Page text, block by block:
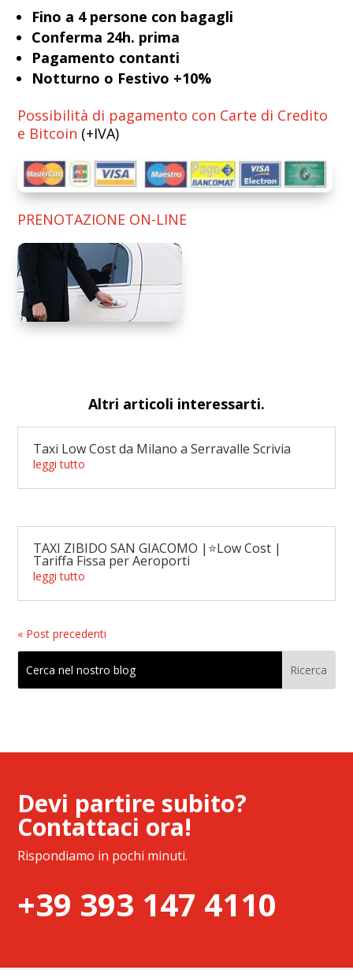
Fino a 4 persone con bagagli
Conferma 24h. prima
Pagamento contanti
Notturno o Festivo +10%
Possibilità di pagamento con Carte di Credito
e Bitcoin (+IVA)
PRENOTAZIONE ON-LINE
Altri articoli interessarti.
Taxi Low Cost da Milano a Serravalle Scrivia
leggi tutto
TAXI ZIBIDO SAN GIACOMO |⭐Low Cost |
Tariffa Fissa per Aeroporti
leggi tutto
« Post precedenti
Devi partire subito?
Contattaci ora!
Rispondiamo in pochi minuti.
+39 393 147 4110